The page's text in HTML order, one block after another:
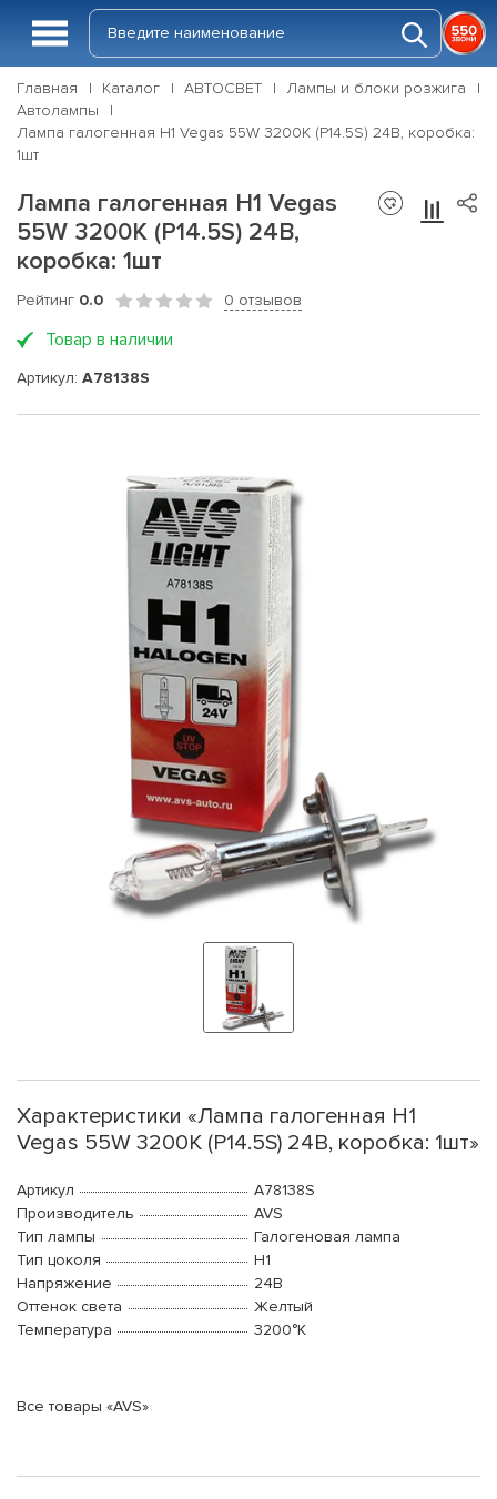
Главная Каталог АВТОСВЕТ
Лампы и блоки розжига
Автолампы
Лампа галогенная H1 Vegas 55W 3200K (P14.5S) 24В, коробка:
1шт
Лампа галогенная H1 Vegas
55W 3200K (P14.5S) 24В,
коробка: 1шт
Рейтинг 0.0 0 отзывов
Товар в наличии
Артикул: A78138S
Характеристики «Лампа галогенная H1
Vegas 55W 3200K (P14.5S) 24В, коробка: 1шт»
Артикул
A78138S
Производитель
AVS
Тип лампы
Галогеновая лампа
Тип цоколя
H1
Напряжение
24В
Оттенок света
Желтый
Температура
3200°K
Все товары «AVS»